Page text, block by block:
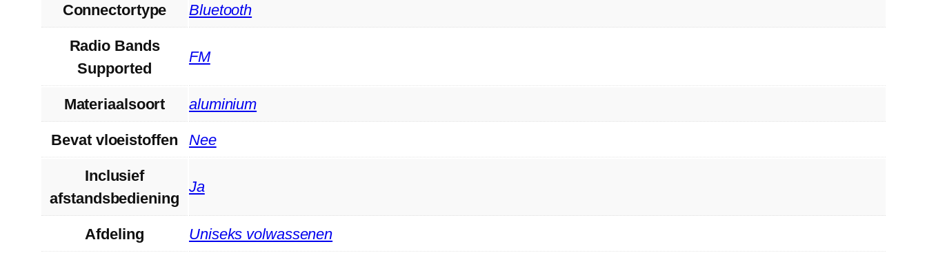
Connectortype ‎Bluetooth
Radio Bands
Supported
‎FM
Materiaalsoort ‎aluminium
Bevat vloeistoffen ‎Nee
Inclusief
afstandsbediening
‎Ja
Afdeling ‎Uniseks volwassenen